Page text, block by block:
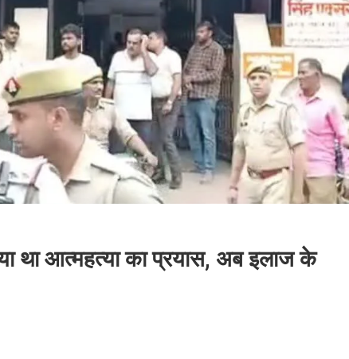
था आत्महत्या का प्रयास, अब इलाज के